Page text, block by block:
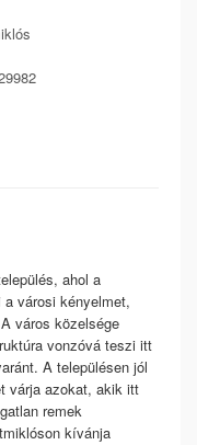
ahol a
városi kényelmet,
város közelsége
vonzóvá teszi itt
A településen jól
várja azokat, akik itt
remek
kívánja